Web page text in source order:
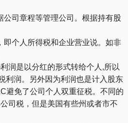
公司章程等管理公司。根据持有股
即个人所得税和企业营业说。如非
润是以分红的形式转给个人,所以
利润。另外因为利润也是计入股东
避免了公司个人双重征税。不同的
司税，但是美国有些州或者市不